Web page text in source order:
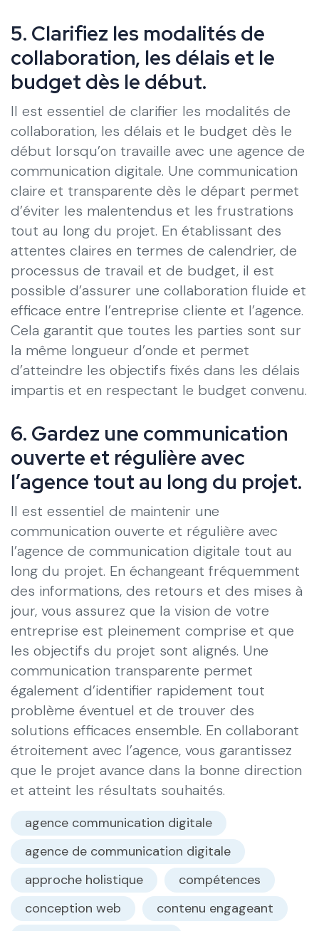
5. Clarifiez les modalités de
collaboration, les délais et le
budget dès le début.
Il est essentiel de clarifier les modalités de
collaboration, les délais et le budget dès le
début lorsqu’on travaille avec une agence de
communication digitale. Une communication
claire et transparente dès le départ permet
d’éviter les malentendus et les frustrations
tout au long du projet. En établissant des
attentes claires en termes de calendrier, de
processus de travail et de budget, il est
possible d’assurer une collaboration fluide et
efficace entre l’entreprise cliente et l’agence.
Cela garantit que toutes les parties sont sur
la même longueur d’onde et permet
d’atteindre les objectifs fixés dans les délais
impartis et en respectant le budget convenu.
6. Gardez une communication
ouverte et régulière avec
l’agence tout au long du projet.
Il est essentiel de maintenir une
communication ouverte et régulière avec
l’agence de communication digitale tout au
long du projet. En échangeant fréquemment
des informations, des retours et des mises à
jour, vous assurez que la vision de votre
entreprise est pleinement comprise et que
les objectifs du projet sont alignés. Une
communication transparente permet
également d’identifier rapidement tout
problème éventuel et de trouver des
solutions efficaces ensemble. En collaborant
étroitement avec l’agence, vous garantissez
que le projet avance dans la bonne direction
et atteint les résultats souhaités.
agence communication digitale
agence de communication digitale
approche holistique
compétences
conception web
contenu engageant